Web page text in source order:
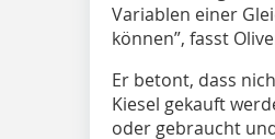
Variablen einer
können”, fasst
Er betont, dass
Kiesel gekauft
oder gebraucht